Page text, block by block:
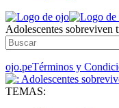
Adolescentes sobreviven
ojo.peTérminos y
TEMAS: